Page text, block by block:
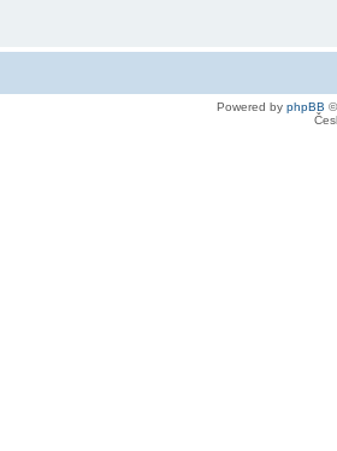
Powered by phpBB